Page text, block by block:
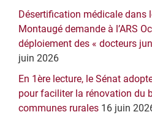
Désertification médicale dans
Montaugé demande à l’ARS
déploiement des « docteurs
juin 2026
En 1ère lecture, le Sénat
pour faciliter la rénovation du
communes rurales 16 juin